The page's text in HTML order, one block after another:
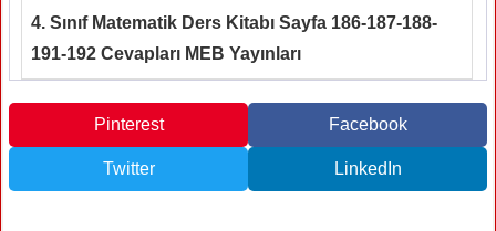
4. Sınıf Matematik Ders Kitabı Sayfa 186-187-188-
191-192 Cevapları MEB Yayınları
Pinterest Facebook
Twitter LinkedIn